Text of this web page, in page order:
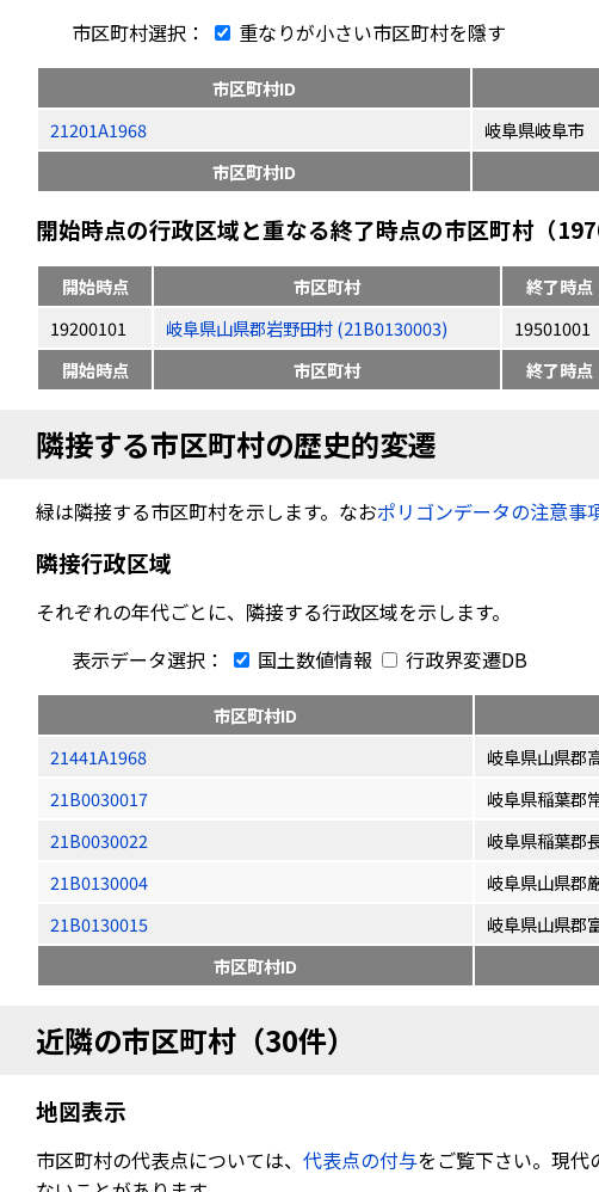
市区町村選択：
重なりが小さい市区町村を隱す
市区町村ID
21201A1968
岐阜県岐阜市
市区町村ID
開始時点の行政区域と重なる終了時点の市区町村（
開始時点 市区町村 終了時点
19200101
岐阜県山県郡岩野田村 (21B0130003) 19501001
開始時点
市区町村 終了時点
隣接する市区町村の歴史的変遷
緑は隣接する市区町村を示します。なおポリゴンデータの注意事
隣接行政区域
それぞれの年代ごとに、隣接する行政区域を示します。
表示データ選択：
国土数値情報 行政界変遷DB
市区町村ID
21441A1968
岐阜県山県郡
21B0030017
岐阜県稲葉郡
21B0030022
岐阜県稲葉郡
21B0130004
岐阜県山県郡
21B0130015
岐阜県山県郡
市区町村ID
近隣の市区町村（30件）
地図表示
市区町村の代表点については、 代表点の付与をご覧下さい。現代